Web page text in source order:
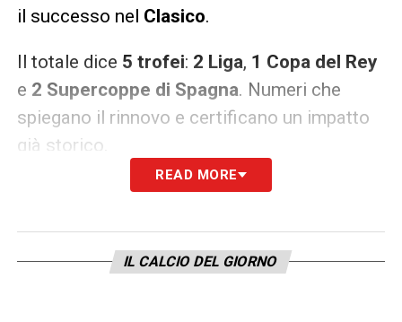
il successo nel Clasico.
Il totale dice 5 trofei: 2 Liga, 1 Copa del Rey
e 2 Supercoppe di Spagna. Numeri che
spiegano il rinnovo e certificano un impatto
già storico.
Ultime notizie Calcio Estero: tutte le novità
IL COMUNICATO– «Il Barcellona e Hansi
READ MORE
IL CALCIO DEL GIORNO